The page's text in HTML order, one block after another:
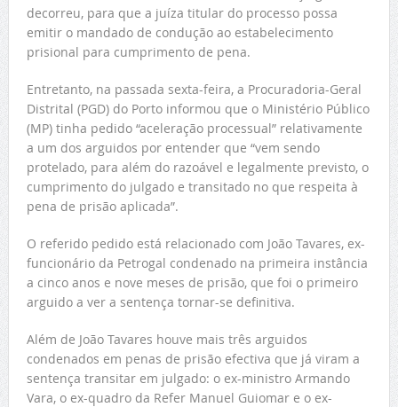
decorreu, para que a juíza titular do processo possa
emitir o mandado de condução ao estabelecimento
prisional para cumprimento de pena.
Entretanto, na passada sexta-feira, a Procuradoria-Geral
Distrital (PGD) do Porto informou que o Ministério Público
(MP) tinha pedido “aceleração processual” relativamente
a um dos arguidos por entender que “vem sendo
protelado, para além do razoável e legalmente previsto, o
cumprimento do julgado e transitado no que respeita à
pena de prisão aplicada”.
O referido pedido está relacionado com João Tavares, ex-
funcionário da Petrogal condenado na primeira instância
a cinco anos e nove meses de prisão, que foi o primeiro
arguido a ver a sentença tornar-se definitiva.
Além de João Tavares houve mais três arguidos
condenados em penas de prisão efectiva que já viram a
sentença transitar em julgado: o ex-ministro Armando
Vara, o ex-quadro da Refer Manuel Guiomar e o ex-